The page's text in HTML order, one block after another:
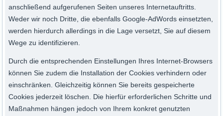
anschließend aufgerufenen Seiten unseres Internetauftritts.
Weder wir noch Dritte, die ebenfalls Google-AdWords einsetzten,
werden hierdurch allerdings in die Lage versetzt, Sie auf diesem
Wege zu identifizieren.
Durch die entsprechenden Einstellungen Ihres Internet-Browsers
können Sie zudem die Installation der Cookies verhindern oder
einschränken. Gleichzeitig können Sie bereits gespeicherte
Cookies jederzeit löschen. Die hierfür erforderlichen Schritte und
Maßnahmen hängen jedoch von Ihrem konkret genutzten